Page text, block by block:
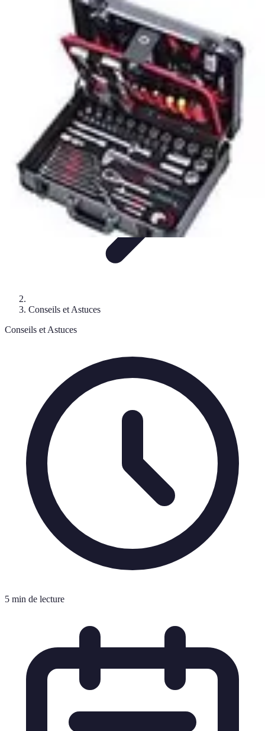
Serrurier Rapide Paris
Choix du serrurierConseils et AstucesConseils Pratiques
Produits et Services
Serrurier Rapide Paris
Conseils et Astuces
Conseils et Astuces
5 min de lecture